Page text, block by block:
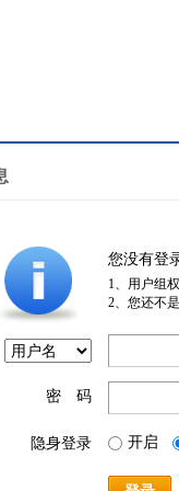
您没有登
1、用户组
2、您还不
密 码
隐身登录 开启